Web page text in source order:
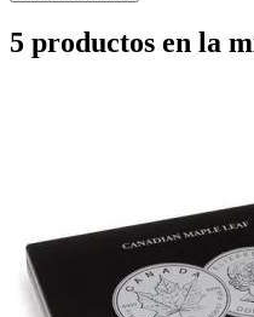
5 productos en la